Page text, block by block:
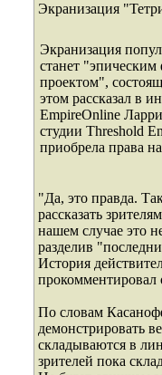
Экранизация
Экранизация
станет "эпическим
проектом",
этом рассказал в
EmpireOnline
студии Threshold
приобрела права
"Да, это правда.
рассказать
нашем случае это
разделив
История
прокомментировал
По словам
демонстрировать
складываются в
зрителей пока